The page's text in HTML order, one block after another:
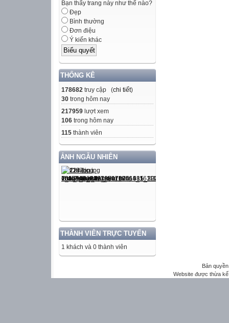
Bạn thấy trang này như thế nào?
Đẹp
Bình thường
Đơn điệu
Ý kiến khác
THỐNG KÊ
178682 truy cập (chi tiết)
30 trong hôm nay
217959 lượt xem
106 trong hôm nay
115 thành viên
ẢNH NGẪU NHIÊN
THÀNH VIÊN TRỰC TUYẾN
1 khách và 0 thành viên
Bản
Website được thừa